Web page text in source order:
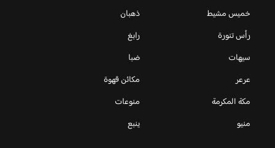
خميس مشيط
ذهبان
رأس تنورة
رابغ
سيهات
ضبا
عرعر
مكائن قهوة
مكة المكرمة
منوعات
منيو
ينبع